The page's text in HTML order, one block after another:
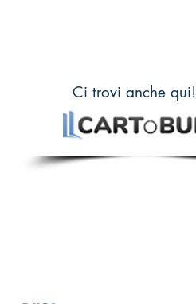
Ci trovi anche qui!